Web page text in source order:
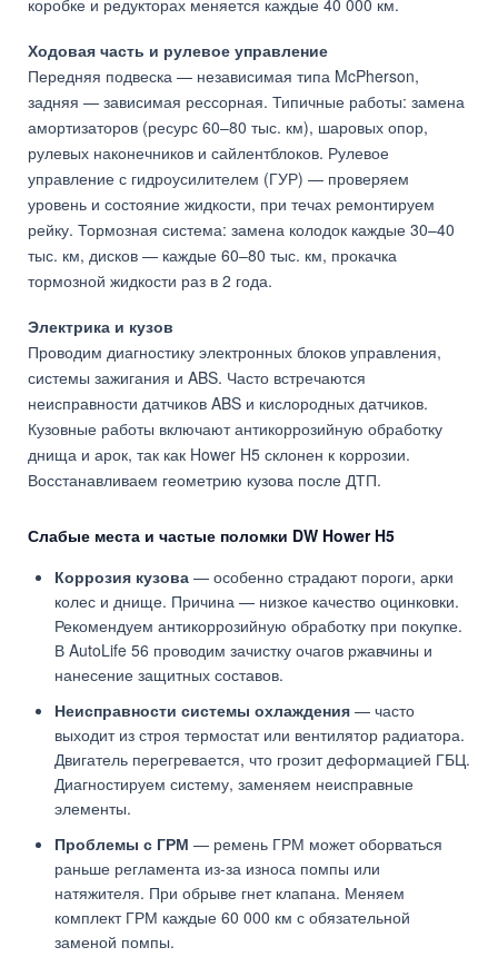
коробке и редукторах меняется каждые 40 000 км.
Ходовая часть и рулевое управление
Передняя подвеска — независимая типа McPherson,
задняя — зависимая рессорная. Типичные работы: замена
амортизаторов (ресурс 60–80 тыс. км), шаровых опор,
рулевых наконечников и сайлентблоков. Рулевое
управление с гидроусилителем (ГУР) — проверяем
уровень и состояние жидкости, при течах ремонтируем
рейку. Тормозная система: замена колодок каждые 30–40
тыс. км, дисков — каждые 60–80 тыс. км, прокачка
тормозной жидкости раз в 2 года.
Электрика и кузов
Проводим диагностику электронных блоков управления,
системы зажигания и ABS. Часто встречаются
неисправности датчиков ABS и кислородных датчиков.
Кузовные работы включают антикоррозийную обработку
днища и арок, так как Hower H5 склонен к коррозии.
Восстанавливаем геометрию кузова после ДТП.
Слабые места и частые поломки DW Hower H5
Коррозия кузова — особенно страдают пороги, арки
колес и днище. Причина — низкое качество оцинковки.
Рекомендуем антикоррозийную обработку при покупке.
В AutoLife 56 проводим зачистку очагов ржавчины и
нанесение защитных составов.
Неисправности системы охлаждения — часто
выходит из строя термостат или вентилятор радиатора.
Двигатель перегревается, что грозит деформацией ГБЦ.
Диагностируем систему, заменяем неисправные
элементы.
Проблемы с ГРМ — ремень ГРМ может оборваться
раньше регламента из-за износа помпы или
натяжителя. При обрыве гнет клапана. Меняем
комплект ГРМ каждые 60 000 км с обязательной
заменой помпы.